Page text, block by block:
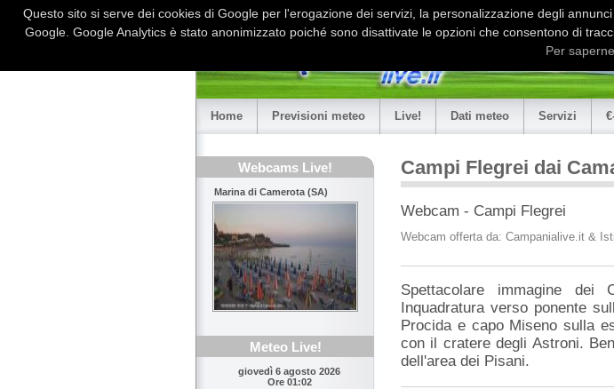
Home Previsioni meteo Live! Dati meteo Servizi
Webcams Live!
Marina di Camerota (SA)
Meteo Live!
giovedì 6 agosto 2026
Ore 01:02
Campi Flegrei dai
Webcam - Campi Flegrei
Webcam offerta da: Campanialive.it &
Spettacolare immagine dei
Inquadratura verso ponente
Procida e capo Miseno sulla
con il cratere degli Astroni.
dell'area dei Pisani.
Questo sito si serve dei cookies di Google per l'erogazione dei servizi, la personalizzazione degli
Google. Google Analytics è stato anonimizzato poiché sono disattivate le opzioni che consentono di
Per